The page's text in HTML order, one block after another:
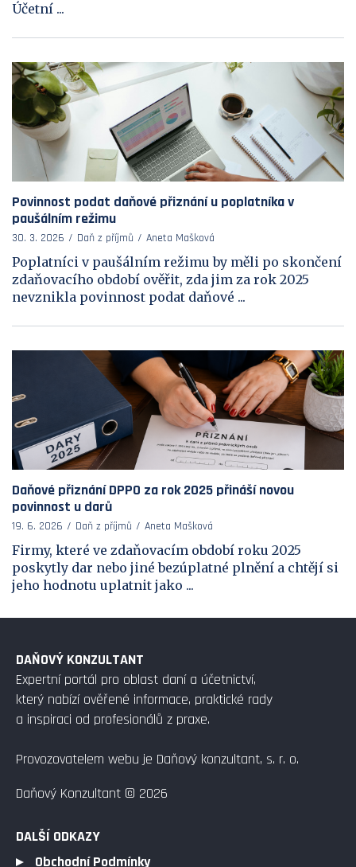
Účetní ...
Povinnost podat daňové přiznání u poplatníka v
paušálním režimu
30. 3. 2026 Daň z příjmů Aneta Mašková
Poplatníci v paušálním režimu by měli po skončení
zdaňovacího období ověřit, zda jim za rok 2025
nevznikla povinnost podat daňové ...
Daňové přiznání DPPO za rok 2025 přináší novou
povinnost u darů
19. 6. 2026 Daň z příjmů Aneta Mašková
Firmy, které ve zdaňovacím období roku 2025
poskytly dar nebo jiné bezúplatné plnění a chtějí si
jeho hodnotu uplatnit jako ...
DAŇOVÝ KONZULTANT
Expertní portál pro oblast daní a účetnictví,
který nabízí ověřené informace, praktické rady
a inspiraci od profesionálů z praxe.
Provozovatelem webu je Daňový konzultant, s. r. o.
Daňový Konzultant © 2026
DALŠÍ ODKAZY
Obchodní Podmínky